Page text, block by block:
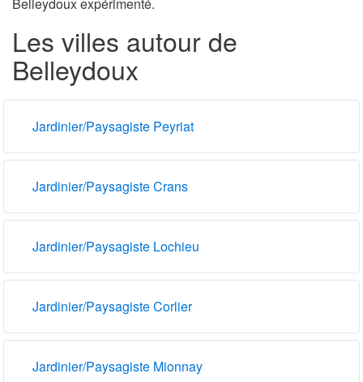
Les villes autour de
Belleydoux
Jardinier/Paysagiste Peyriat
Jardinier/Paysagiste Crans
Jardinier/Paysagiste Lochieu
Jardinier/Paysagiste Corlier
Jardinier/Paysagiste Mionnay